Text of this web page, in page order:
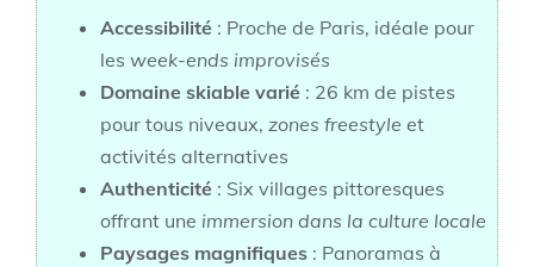
Accessibilité : Proche de Paris, idéale pour
les week-ends improvisés
Domaine skiable varié : 26 km de pistes
pour tous niveaux, zones freestyle et
activités alternatives
Authenticité : Six villages pittoresques
offrant une immersion dans la culture locale
Paysages magnifiques : Panoramas à